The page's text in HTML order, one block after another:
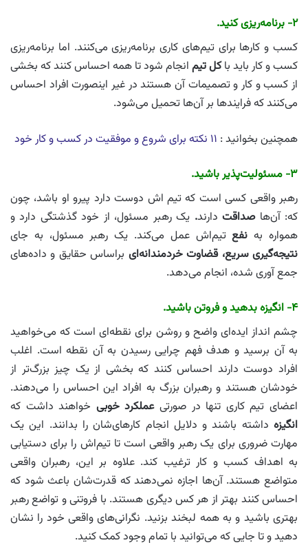
۲- برنامه‌ریزی کنید.
کسب و کارها برای تیم‌های کاری برنامه‌ریزی می‌کنند. اما برنامه‌ریزی
کسب و کار باید باکل تیم انجام شود تا همه احساس کنند که بخشی
از کسب و کار و تصمیمات آن هستند در غیر اینصورت افراد احساس
می‌کنند که فرایندها بر آن‌ها تحمیل می‌شود.
همچنین بخوانید : ۱۱ نکته برای شروع و موفقیت در کسب و کار خود
۳- مسئولیت‌پذیر باشید.
رهبر واقعی کسی است که تیم اش دوست دارد پیرو او باشد، چون
که: آن‌هاصداقت دارند. یک رهبر مسئول، از خود گذشتگی دارد و
همواره به نفعتیم‌اش عمل می‌کند. یک رهبر مسئول، به جای
نتیجه‌گیری سریع، قضاوت خردمندانهای براساس حقایق و داده‌های
جمع آوری شده، انجام می‌دهد.
۴- انگیزه بدهید و فروتن باشید.
چشم انداز ایده‌ای واضح و روشن برای نقطه‌ای است که می‌خواهید
به آن برسید و هدف فهم چرایی رسیدن به آن نقطه است. اغلب
افراد دوست دارند احساس کنند که بخشی از یک چیز بزرگ‌تر از
خودشان هستند و رهبران بزرگ به افراد این احساس را می‌دهند.
اعضای تیم کاری تنها در صورتیعملکرد خوبی خواهند داشت که
انگیزه داشته باشند و دلایل انجام کارهای‌شان را بدانند. این یک
مهارت ضروری برای یک رهبر واقعی است تا تیم‌اش را برای دستیابی
به اهداف کسب و کار ترغیب کند. علاوه بر این، رهبران واقعی
متواضع هستند. آن‌ها اجازه نمی‌دهند که قدرت‌شان باعث شود که
احساس کنند بهتر از هر کس دیگری هستند. با فروتنی و تواضع رهبر
بهتری باشید و به همه لبخند بزنید. نگرانی‌های واقعی خود را نشان
دهید و تا جایی که می‌توانید با تمام وجود کمک کنید.